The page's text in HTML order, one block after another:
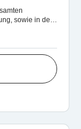
sowie in der